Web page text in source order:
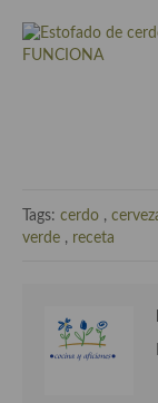
Cocina
Cocina China
Cocina de Hawái
Tags: cerdo ,
verde , receta